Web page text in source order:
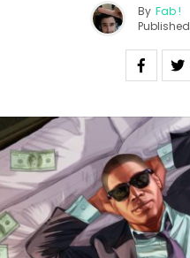
By Fab !
Published